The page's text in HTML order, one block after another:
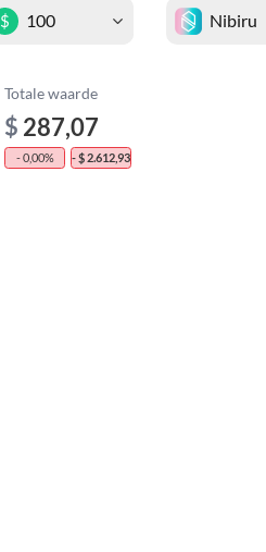
$
Totale waarde
$ 287,07
- 0,00% - $ 2.612,93